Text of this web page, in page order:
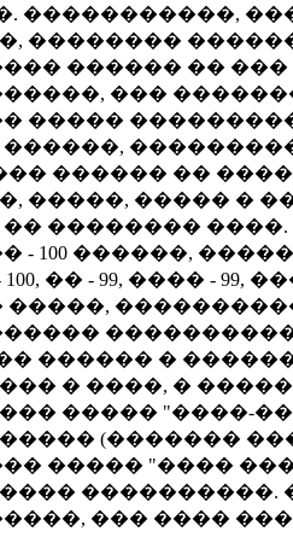
�����������,
��������
������ ��
���
�����
������ ��
�����, ����� �
�������� ����.
- 100 ������,
100, �� - 99, ���� -
������ �
� ����, �
����� "����-
(�������
����� "����
����������.
��� ����